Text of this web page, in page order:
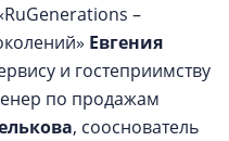
–
Евгения
и гостеприимству
по продажам
, сооснователь